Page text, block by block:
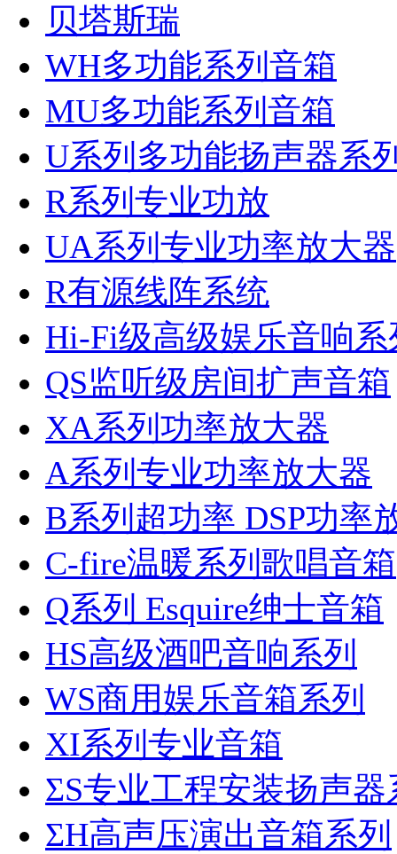
贝塔斯瑞
WH多功能系列音箱
MU多功能系列音箱
U系列多功能扬声器系
R系列专业功放
UA系列专业功率放大器
R有源线阵系统
Hi-Fi级高级娱乐音响系
QS监听级房间扩声音箱
XA系列功率放大器
A系列专业功率放大器
B系列超功率 DSP功率
C-fire温暖系列歌唱音箱
Q系列 Esquire绅士音箱
HS高级酒吧音响系列
WS商用娱乐音箱系列
XI系列专业音箱
ΣS专业工程安装扬声器
ΣH高声压演出音箱系列